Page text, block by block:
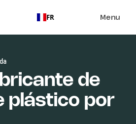
FR Menu
de
plástico por